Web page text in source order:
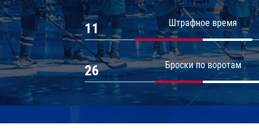
Штрафное время
11
Броски по воротам
26